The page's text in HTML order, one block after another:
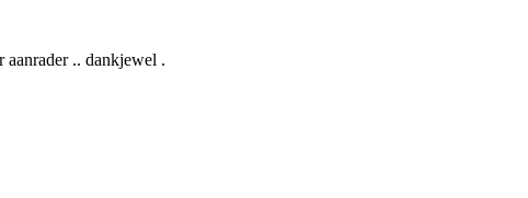
.. dankjewel .